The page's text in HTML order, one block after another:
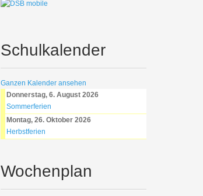
Schulkalender
Ganzen Kalender ansehen
Donnerstag, 6. August 2026
Sommerferien
Montag, 26. Oktober 2026
Herbstferien
Wochenplan